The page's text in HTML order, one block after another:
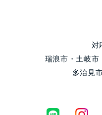
対
瑞浪市・土岐市
多治見